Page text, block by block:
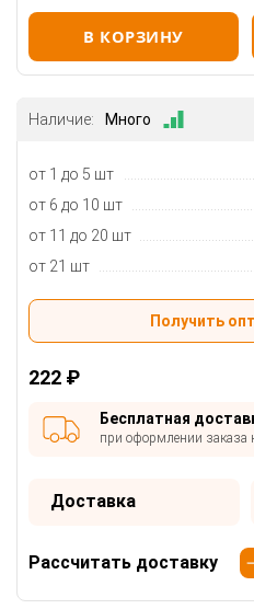
В КОРЗИНУ
Наличие: Много
от 1 до 5 шт
от 6 до 10 шт
от 11 до 20 шт
от 21 шт
222 ₽
Бесплатная
при оформлении заказа
Доставка
Рассчитать доставку